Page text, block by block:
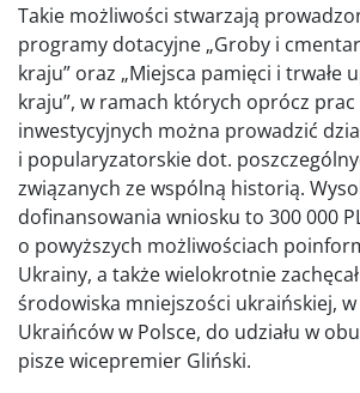
Takie możliwości stwarzają
programy dotacyjne „Groby i
kraju” oraz „Miejsca pamięci i trwałe
kraju”, w ramach których oprócz
inwestycyjnych można prowadzić
i popularyzatorskie dot.
związanych ze wspólną historią.
dofinansowania wniosku to 300 000
o powyższych możliwościach
Ukrainy, a także wielokrotnie
środowiska mniejszości ukraińskiej,
Ukraińców w Polsce, do udziału w
pisze wicepremier Gliński.